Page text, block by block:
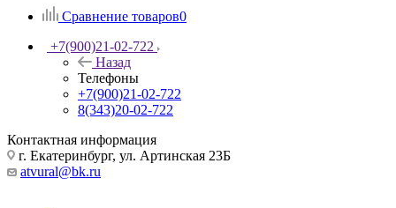
Сравнение товаров0
+7(900)21-02-722
Назад
Телефоны
+7(900)21-02-722
8(343)20-02-722
Контактная информация
г. Екатеринбург, ул. Артинская 23Б
atvural@bk.ru